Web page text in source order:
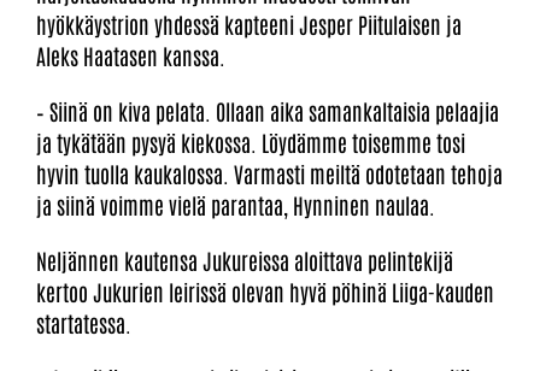
hyökkäystrion yhdessä kapteeni Jesper Piitulaisen ja
Aleks Haatasen kanssa.
– Siinä on kiva pelata. Ollaan aika samankaltaisia pelaajia
ja tykätään pysyä kiekossa. Löydämme toisemme tosi
hyvin tuolla kaukalossa. Varmasti meiltä odotetaan tehoja
ja siinä voimme vielä parantaa, Hynninen naulaa.
Neljännen kautensa Jukureissa aloittava pelintekijä
kertoo Jukurien leirissä olevan hyvä pöhinä Liiga-kauden
startatessa.